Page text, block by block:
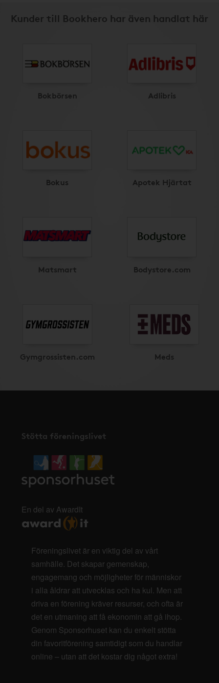
Kunder till Bookhero har även handlat här
Bokbörsen Adlibris
Bokus Apotek Hjärtat
Matsmart Bodystore.com
Gymgrossisten.com Meds
Stötta föreningslivet
En del av AwardIt
Föreningslivet är en viktig del av vårt
samhälle. Det skapar gemenskap,
engagemang och möjligheter för människor
i alla åldrar att utvecklas och ha kul. Men att
driva en förening kräver resurser, och ofta är
det en utmaning att få ekonomin att gå ihop.
Genom Sponsorhuset kan du enkelt stötta
din favoritförening samtidigt som du handlar
online – utan att det kostar dig något extra!